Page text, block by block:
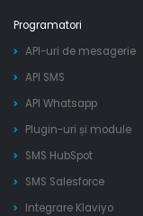
Programatori
API-uri de mesagerie
API SMS
API Whatsapp
Plugin-uri și module
SMS HubSpot
SMS Salesforce
Integrare Klaviyo